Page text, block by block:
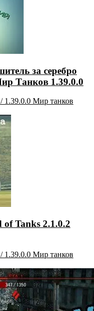
за серебро
Танков 1.39.0.0
1.39.0.0 Мир танков
Tanks 2.1.0.2
1.39.0.0 Мир танков